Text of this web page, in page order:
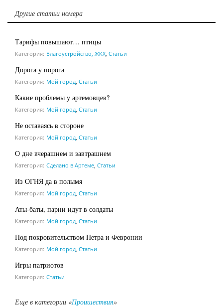
Другие статьи номера
Тарифы повышают… птицы
Категория: Благоустройство, ЖКХ Статьи
Дорога у порога
Категория: Мой город Статьи
Какие проблемы у артемовцев?
Категория: Мой город Статьи
Не оставаясь в стороне
Категория: Мой город Статьи
О дне вчерашнем и завтрашнем
Категория: Сделано в Артеме Статьи
Из ОГНЯ да в полымя
Категория: Мой город Статьи
Аты-баты, парни идут в солдаты
Категория: Мой город Статьи
Под покровительством Петра и Февронии
Категория: Мой город Статьи
Игры патриотов
Категория: Статьи
Еще в категории «Проишествия»